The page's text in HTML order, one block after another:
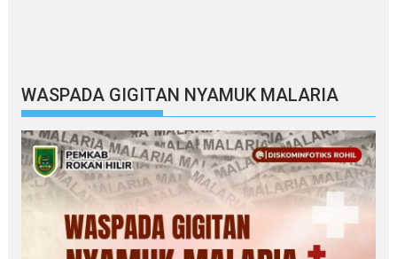
WASPADA GIGITAN NYAMUK MALARIA